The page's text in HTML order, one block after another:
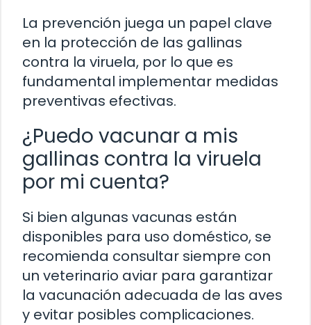
La prevención juega un papel clave
en la protección de las gallinas
contra la viruela, por lo que es
fundamental implementar medidas
preventivas efectivas.
¿Puedo vacunar a mis
gallinas contra la viruela
por mi cuenta?
Si bien algunas vacunas están
disponibles para uso doméstico, se
recomienda consultar siempre con
un veterinario aviar para garantizar
la vacunación adecuada de las aves
y evitar posibles complicaciones.